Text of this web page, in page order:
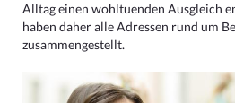
Alltag einen wohltuenden Ausgleich
haben daher alle Adressen rund um
zusammengestellt.